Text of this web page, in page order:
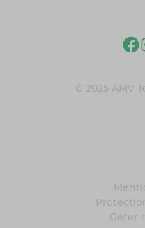
© 2025 AMV
Gérer